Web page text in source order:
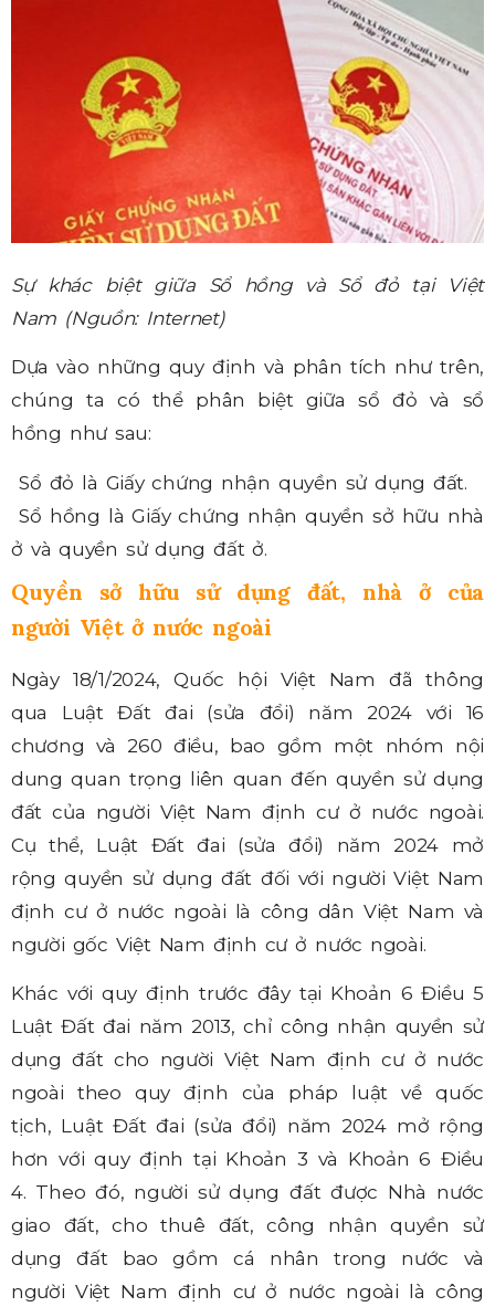
Sự khác biệt giữa Sổ hồng và Sổ đỏ tại Việt
Nam (Nguồn: Internet)
Dựa vào những quy định và phân tích như trên,
chúng ta có thể phân biệt giữa sổ đỏ và sổ
hồng như sau:
Sổ đỏ là Giấy chứng nhận quyền sử dụng đất.
Sổ hồng là Giấy chứng nhận quyền sở hữu nhà
ở và quyền sử dụng đất ở.
Quyền sở hữu sử dụng đất, nhà ở của
người Việt ở nước ngoài
Ngày 18/1/2024, Quốc hội Việt Nam đã thông
qua Luật Đất đai (sửa đổi) năm 2024 với 16
chương và 260 điều, bao gồm một nhóm nội
dung quan trọng liên quan đến quyền sử dụng
đất của người Việt Nam định cư ở nước ngoài.
Cụ thể, Luật Đất đai (sửa đổi) năm 2024 mở
rộng quyền sử dụng đất đối với người Việt Nam
định cư ở nước ngoài là công dân Việt Nam và
người gốc Việt Nam định cư ở nước ngoài.
Khác với quy định trước đây tại Khoản 6 Điều 5
Luật Đất đai năm 2013, chỉ công nhận quyền sử
dụng đất cho người Việt Nam định cư ở nước
ngoài theo quy định của pháp luật về quốc
tịch, Luật Đất đai (sửa đổi) năm 2024 mở rộng
hơn với quy định tại Khoản 3 và Khoản 6 Điều
4. Theo đó, người sử dụng đất được Nhà nước
giao đất, cho thuê đất, công nhận quyền sử
dụng đất bao gồm cá nhân trong nước và
người Việt Nam định cư ở nước ngoài là công